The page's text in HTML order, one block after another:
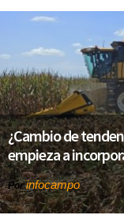
¿Cambio de
empieza a
Porinfocampo